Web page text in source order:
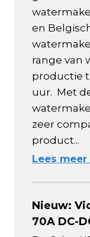
en
range van
productie
uur. Met
zeer
product...
Lees meer
Nieuw:
70A DC-